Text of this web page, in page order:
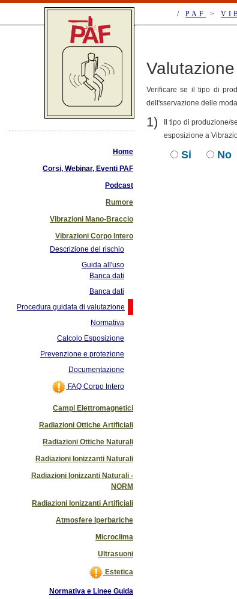
/ PAF >
Home
Corsi, Webinar, Eventi PAF
Podcast
Rumore
Vibrazioni Mano-Braccio
Vibrazioni Corpo Intero
Descrizione del rischio
Guida all'uso
Banca dati
Banca dati
Procedura guidata di valutazione
Normativa
Calcolo Esposizione
Prevenzione e protezione
Documentazione
FAQ Corpo Intero
Campi Elettromagnetici
Radiazioni Ottiche Artificiali
Radiazioni Ottiche Naturali
Radiazioni Ionizzanti Naturali
Radiazioni Ionizzanti Naturali -
NORM
Radiazioni Ionizzanti Artificiali
Atmosfere Iperbariche
Microclima
Ultrasuoni
Estetica
Normativa e Linee Guida
Verificare se il tipo di
dell'sservazione delle
1)
Il tipo di produzione/
esposizione a
Si No